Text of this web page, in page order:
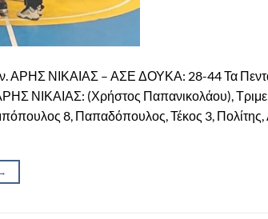
ΑΡΗΣ ΝΙΚΑΙΑΣ – ΑΣΕ ΔΟΥΚΑ: 28-44 Τα
ΝΙΚΑΙΑΣ: (Χρήστος Παπανικολάου),
8, Παπαδόπουλος, Τέκος 3,